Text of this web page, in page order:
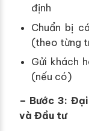
định
Chuẩn bị
(theo từng
Gửi khách
(nếu có)
– Bước 3:
và Đầu tư